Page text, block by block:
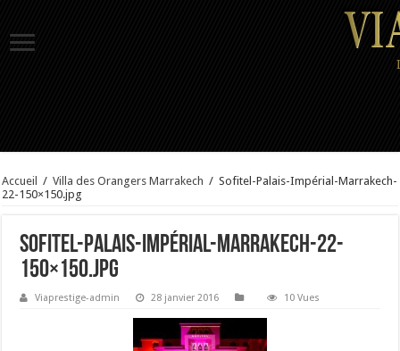
Accueil / Villa des Orangers Marrakech / Sofitel-Palais-Impérial-Marrakech-
22-150×150.jpg
Sofitel-Palais-Impérial-Marrakech-22-
150×150.jpg
Viaprestige-admin 28 janvier 2016 10 Vues